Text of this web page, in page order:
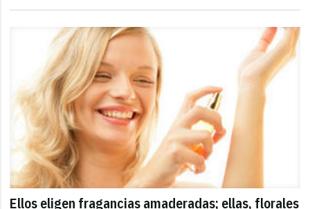
Ellos eligen fragancias amaderadas; ellas, florales